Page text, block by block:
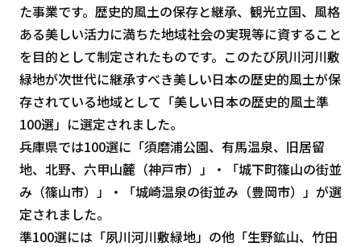
た事業です。歴史的風土の保存と継承、観光立国、風格
ある美しい活力に満ちた地域社会の実現等に資すること
を目的として制定されたものです。このたび夙川河川敷
緑地が次世代に継承すべき美しい日本の歴史的風土が保
存されている地域として「美しい日本の歴史的風土準
100選」に選定されました。
兵庫県では100選に「須磨浦公園、有馬温泉、旧居留
地、北野、六甲山麓（神戸市）」・「城下町篠山の街並
み（篠山市）」・「城崎温泉の街並み（豊岡市）」が選
定されました。
準100選には「夙川河川敷緑地」の他「生野鉱山、竹田